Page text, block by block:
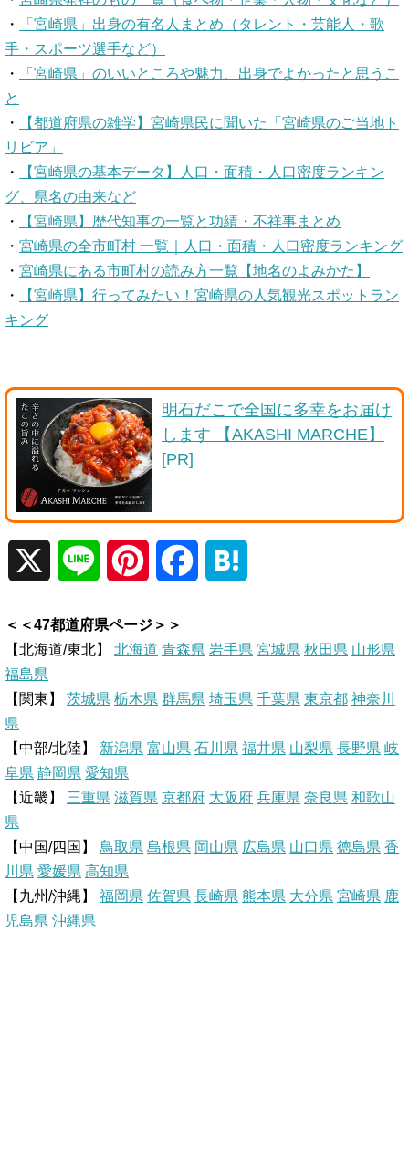
・
「宮崎県」出身の有名人まとめ（タレント・芸能人・歌
手・スポーツ選手など）
・
「宮崎県」のいいところや魅力、出身でよかったと思うこ
と
・
【都道府県の雑学】宮崎県民に聞いた「宮崎県のご当地ト
リビア」
・
【宮崎県の基本データ】人口・面積・人口密度ランキン
グ、県名の由来など
・
【宮崎県】歴代知事の一覧と功績・不祥事まとめ
・ 宮崎県の全市町村 一覧｜人口・面積・人口密度ランキング
・ 宮崎県にある市町村の読み方一覧【地名のよみかた】
・
【宮崎県】行ってみたい！宮崎県の人気観光スポットラン
キング
明石だこで全国に多幸をお届け
します 【AKASHI MARCHE】
[PR]
n n
s
t
c
k
t
＜＜47都道府県ページ＞＞
【北海道/東北】 北海道 青森県 岩手県 宮城県 秋田県 山形県
福島県
【関東】 茨城県 栃木県 群馬県 埼玉県 千葉県 東京都 神奈川
県
【中部/北陸】 新潟県 富山県 石川県 福井県 山梨県 長野県 岐
阜県 静岡県 愛知県
【近畿】 三重県 滋賀県 京都府 大阪府 兵庫県 奈良県 和歌山
県
【中国/四国】 鳥取県 島根県 岡山県 広島県 山口県 徳島県 香
川県 愛媛県 高知県
【九州/沖縄】 福岡県 佐賀県 長崎県 熊本県 大分県 宮崎県 鹿
児島県 沖縄県